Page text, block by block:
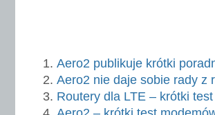
Aero2 publikuje krótki
Aero2 nie daje sobie rady z
Routery dla LTE – krótki